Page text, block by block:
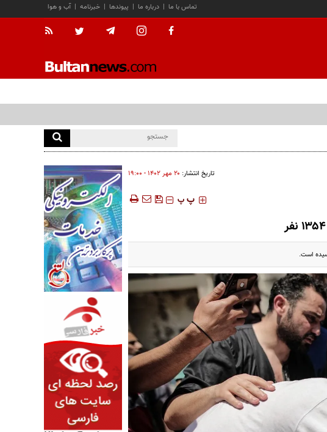
آب و هوا | خبرنامه | پیوندها | درباره ما | تماس با ما
تاریخ انتشار: ۲۰ مهر ۱۴۰۲ - ۱۹:۰۰
‍‍‍ پ پ